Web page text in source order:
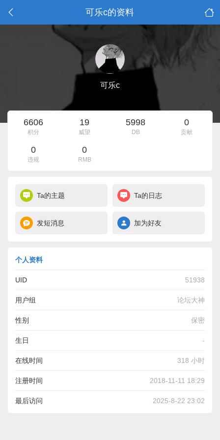
可乐c的资料
可乐c
6606
积分
19
威望
5998
DB
0
贡献
0
违规
0
RMB
Ta的主题 Ta的日志
发短消息 加为好友
个人资料
UID 51938
用户组 论坛大神
性别 保密
生日 -
在线时间 318 小时
注册时间 2018-11-11 18:29
最后访问 2025-8-22 23:02